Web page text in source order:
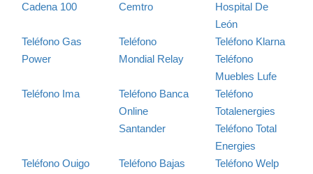
Cadena 100
Cemtro
Hospital De
León
Teléfono Gas
Power
Teléfono
Mondial Relay
Teléfono Klarna
Teléfono
Muebles Lufe
Teléfono Ima
Teléfono Banca
Online
Santander
Teléfono
Totalenergies
Teléfono Total
Energies
Teléfono Ouigo
Teléfono Bajas
Teléfono Welp